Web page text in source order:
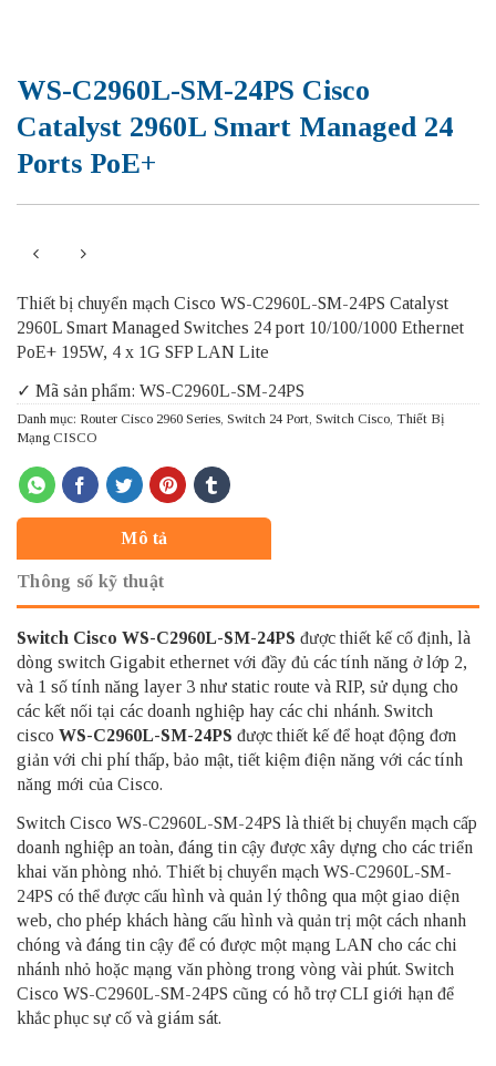
WS-C2960L-SM-24PS Cisco
Catalyst 2960L Smart Managed 24
Ports PoE+
Thiết bị chuyển mạch Cisco WS-C2960L-SM-24PS Catalyst
2960L Smart Managed Switches 24 port 10/100/1000 Ethernet
PoE+ 195W, 4 x 1G SFP LAN Lite
✓ Mã sản phẩm: WS-C2960L-SM-24PS
Danh mục: Router Cisco 2960 Series Switch 24 Port Switch Cisco Thiết Bị
Mạng CISCO
Mô tả
Thông số kỹ thuật
Switch Cisco WS-C2960L-SM-24PS được thiết kế cố định, là
dòng switch Gigabit ethernet với đầy đủ các tính năng ở lớp 2,
và 1 số tính năng layer 3 như static route và RIP, sử dụng cho
các kết nối tại các doanh nghiệp hay các chi nhánh. Switch
cisco WS-C2960L-SM-24PS được thiết kế để hoạt động đơn
giản với chi phí thấp, bảo mật, tiết kiệm điện năng với các tính
năng mới của Cisco.
Switch Cisco WS-C2960L-SM-24PS là thiết bị chuyển mạch cấp
doanh nghiệp an toàn, đáng tin cậy được xây dựng cho các triển
khai văn phòng nhỏ. Thiết bị chuyển mạch WS-C2960L-SM-
24PS có thể được cấu hình và quản lý thông qua một giao diện
web, cho phép khách hàng cấu hình và quản trị một cách nhanh
chóng và đáng tin cậy để có được một mạng LAN cho các chi
nhánh nhỏ hoặc mạng văn phòng trong vòng vài phút. Switch
Cisco WS-C2960L-SM-24PS cũng có hỗ trợ CLI giới hạn để
khắc phục sự cố và giám sát.